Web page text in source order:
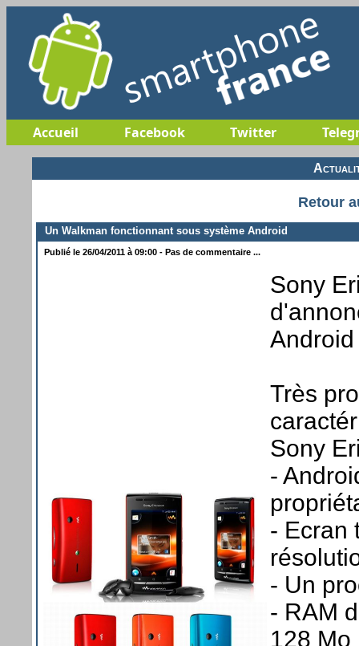
Accueil Facebook Twitter
Retour
Un Walkman fonctionnant sous système Android
Publié le 26/04/2011 à 09:00 - Pas de commentaire ...
Sony
Très
Sony
-
- Ecran
- Un
- RAM
128 Mo